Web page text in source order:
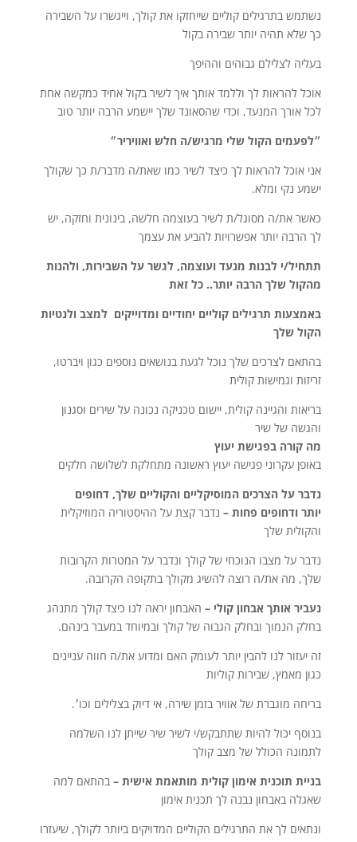
נשתמש בתרגילים קוליים שייחזקו את קולך, וייגשרו על השבירה
כך שלא תהיה יותר שבירה בקול
בעליה לצלילם גבוהים וההיפך
אוכל להראות לך וללמד אותך איך לשיר בקול אחיד כמקשה אחת
לכל אורך המנעד, וכדי שהסאונד שלך יישמע הרבה יותר טוב
״לפעמים הקול שלי מרגיש/ה חלש ואוויריר״
אני אוכל להראות לך כיצד לשיר כמו שאת/ה מדבר/ת כך שקולך
ישמע נקי ומלא.
כאשר את/ה מסוגל/ת לשיר בעוצמה חלשה, בינונית וחזקה, יש
לך הרבה יותר אפשרויות להביע את עצמך
תתחיל/י לבנות מנעד ועוצמה, לגשר על השבירות, ולהנות
מהקול שלך הרבה יותר.. כל זאת
באמצעות תרגילים קוליים יחודיים ומדוייקים למצב ולנטיות
הקול שלך
בהתאם לצרכים שלך נוכל לגעת בנושאים נוספים כגון ויברטו,
זריזות וגמישות קולית
בריאות והגיינה קולית, יישום טכניקה נכונה על שירים וסגנון
והגשה של שיר
מה קורה בפגישת יעוץ
באופן עקרוני פגישה יעוץ ראשונה מתחלקת לשלושה חלקים
נדבר על הצרכים המוסיקליים והקוליים שלך, דחופים
יותר ודחופים פחות –נדבר קצת על ההיסטוריה המוזיקלית
והקולית שלך
נדבר על מצבו הנוכחי של קולך ונדבר על המטרות הקרובות
שלך, מה את/ה רוצה להשיג מקולך בתקופה הקרובה.
נעביר אותך אבחון קולי – האבחון יראה לנו כיצד קולך מתנהג
בחלק הנמוך ובחלק הגבוה של קולך ובמיוחד במעבר בינהם.
זה יעזור לנו להבין יותר לעומק האם ומדוע את/ה חווה עניינים
כגון מאמץ, שבירות קוליות
בריחה מוגברת של אוויר בזמן שירה, אי דיוק בצלילים וכו׳.
בנוסף יכול להיות שתתבקש/י לשיר שיר שייתן לנו השלמה
לתמונה הכולל של מצב קולך
בניית תוכנית אימון קולית מותאמת אישית – בהתאם למה
שאגלה באבחון נבנה לך תכנית אימון
ונתאים לך את התרגילים הקוליים המדויקים ביותר לקולך, שיעזרו